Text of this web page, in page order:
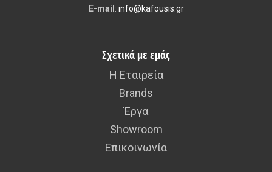
E-mail : info@kafousis.gr
Σχετικά με εμάς
Η Εταιρεία
Brands
Έργα
Showroom
Επικοινωνία